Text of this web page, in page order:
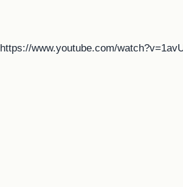
https://www.youtube.com/